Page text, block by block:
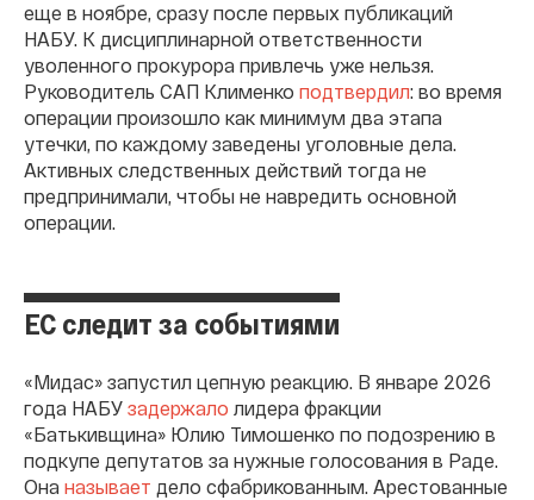
еще в ноябре, сразу после первых публикаций
НАБУ. К дисциплинарной ответственности
уволенного прокурора привлечь уже нельзя.
Руководитель САП Клименко подтвердил: во время
операции произошло как минимум два этапа
утечки, по каждому заведены уголовные дела.
Активных следственных действий тогда не
предпринимали, чтобы не навредить основной
операции.
ЕС следит за событиями
«Мидас» запустил цепную реакцию. В январе 2026
года НАБУ задержало лидера фракции
«Батькивщина» Юлию Тимошенко по подозрению в
подкупе депутатов за нужные голосования в Раде.
Она называет дело сфабрикованным. Арестованные